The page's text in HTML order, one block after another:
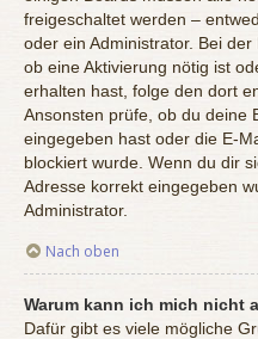
freigeschaltet werden –
oder ein Administrator. Bei
ob eine Aktivierung nötig ist
erhalten hast, folge den dort
Ansonsten prüfe, ob du deine
eingegeben hast oder die E-
blockiert wurde. Wenn du dir
Adresse korrekt eingegeben
Administrator.
Nach oben
Warum kann ich mich nicht
Dafür gibt es viele mögliche